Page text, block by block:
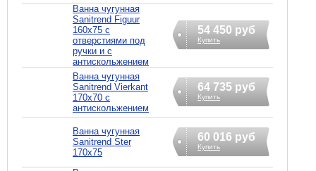
Ванна чугунная
Sanitrend Figuur
160х75 с
отверстиями под
ручки и с
антискольжением
54 450 руб
Купить
Ванна чугунная
Sanitrend Vierkant
170х70 с
антискольжением
64 735 руб
Купить
Ванна чугунная
Sanitrend Ster
170х75
60 016 руб
Купить